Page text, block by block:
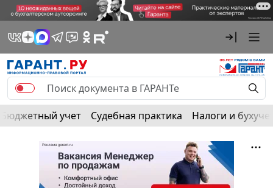
Бюджетный учет Судебная практика Налоги и